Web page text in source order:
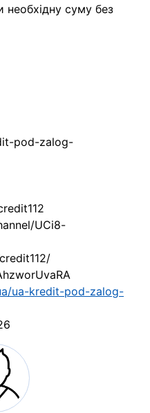
суму без
pod-zalog-
UCi8-
ua-kredit-pod-zalog-